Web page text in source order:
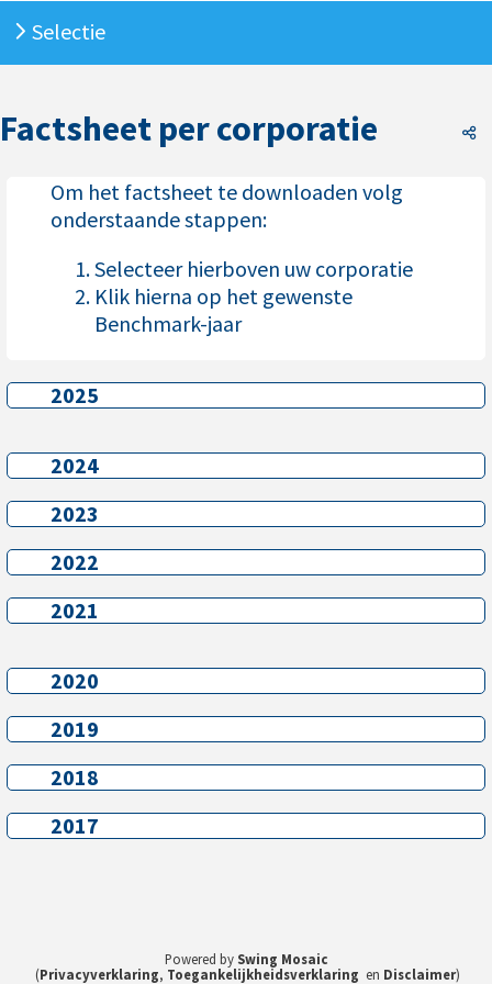
Selectie
Factsheet per corporatie
Om het factsheet te downloaden volg
onderstaande stappen:
Selecteer hierboven uw corporatie
Klik hierna op het gewenste
Benchmark-jaar
2025
2025
2024
2024
2023
2023
2022
2022
2021
2021
2020
2020
2019
2019
2018
2018
2017
2017
Powered by Swing Mosaic
(Privacyverklaring, Toegankelijkheidsverklaring en Disclaimer)